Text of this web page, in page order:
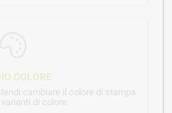
COLORE
cambiare il colore di stampa
di colore.